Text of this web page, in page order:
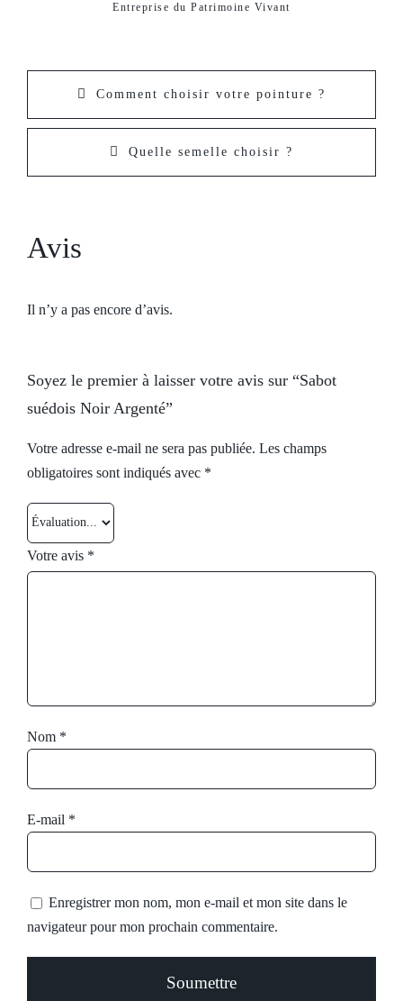
Entreprise du Patrimoine Vivant
Comment choisir votre pointure ?
Quelle semelle choisir ?
Avis
Il n’y a pas encore d’avis.
Soyez le premier à laisser votre avis sur “Sabot
suédois Noir Argenté”
Votre adresse e-mail ne sera pas publiée. Les champs
obligatoires sont indiqués avec *
Votre avis *
Nom *
E-mail *
Enregistrer mon nom, mon e-mail et mon site dans le
navigateur pour mon prochain commentaire.